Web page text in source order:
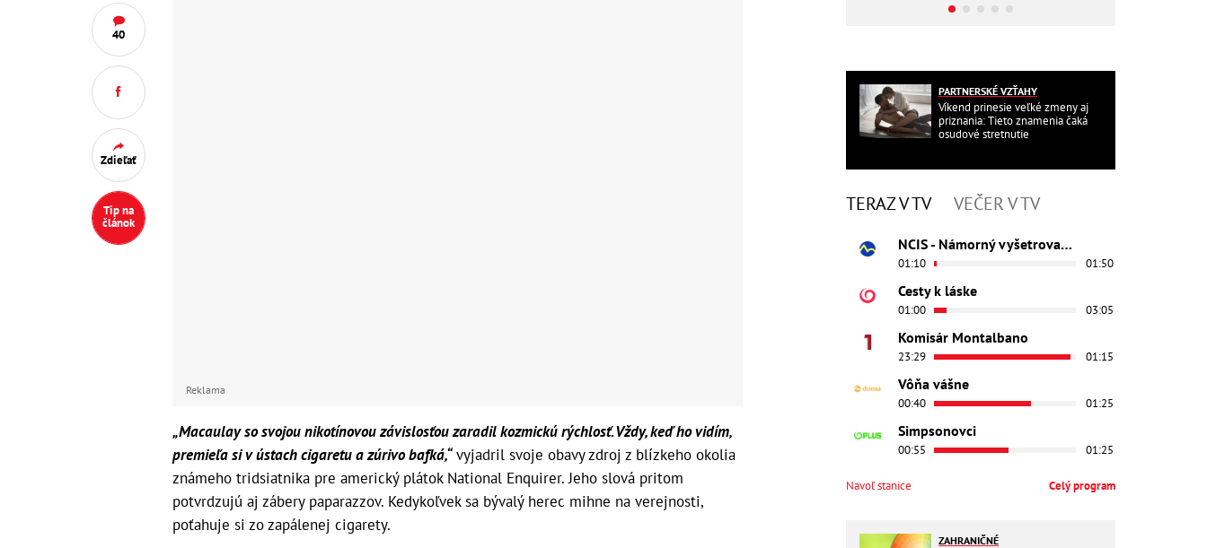
40
Zdieľať
Tip na
článok
Reklama
„Macaulay so svojou nikotínovou závislosťou zaradil kozmickú rýchlosť. Vždy, keď ho vidím,
premieľa si v ústach cigaretu a zúrivo bafká,“vyjadril svoje obavy zdroj z blízkeho okolia
známeho tridsiatnika pre americký plátok National Enquirer. Jeho slová pritom
potvrdzujú aj zábery paparazzov. Kedykoľvek sa bývalý herec mihne na verejnosti,
poťahuje si zo zapálenej cigarety.
PARTNERSKÉ VZŤAHY
Víkend prinesie veľké zmeny aj
priznania: Tieto znamenia čaká
osudové stretnutie
TERAZ V TV VEČER V TV
NCIS - Námorný vyšetrovací úrad
01:10 01:50
Cesty k láske
01:00 03:05
Komisár Montalbano
23:29 01:15
Vôňa vášne
00:40 01:25
Simpsonovci
00:55 01:25
Navoľ stanice Celý program
ZAHRANIČNÉ